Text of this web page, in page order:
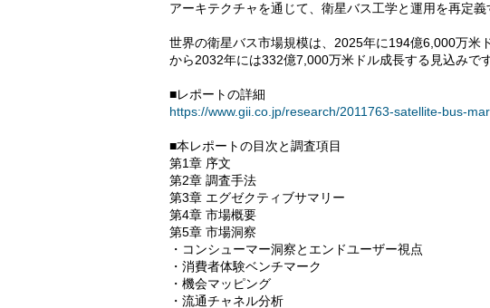
アーキテクチャを通じて、衛星バス工学と運用を再定義
世界の衛星バス市場規模は、2025年に194億6,000万米
から2032年には332億7,000万米ドル成長する見込みです
■レポートの詳細
https://www.gii.co.jp/research/2011763-satellite-bus-
■本レポートの目次と調査項目
第1章 序文
第2章 調査手法
第3章 エグゼクティブサマリー
第4章 市場概要
第5章 市場洞察
・コンシューマー洞察とエンドユーザー視点
・消費者体験ベンチマーク
・機会マッピング
・流通チャネル分析